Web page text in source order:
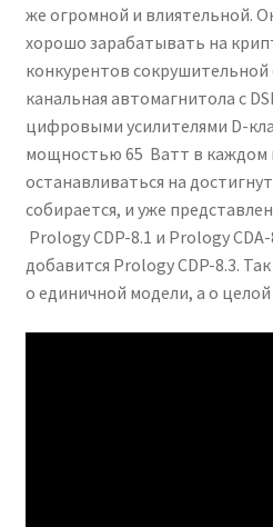
же огромной и влиятельной.
хорошо зарабатывать на
конкурентов сокрушительной
канальная автомагнитола с
цифровыми усилителями D-
мощностью 65 Ватт в каждом
останавливаться на
собирается, и уже
Prology CDP-8.1 и Prology
добавится Prology CDP-8.3.
о единичной модели, а о